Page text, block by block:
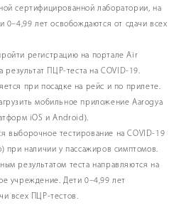
сертифицированной лаборатории, на
0–4,99 лет освобождаются от сдачи всех
регистрацию на портале Air
результат ПЦР-теста на COVID-19.
при посадке на рейс и по прилете.
мобильное приложение Aarogya
iOS и Android).
выборочное тестирование на COVID-19
при наличии у пассажиров симптомов.
результатом теста направляются на
учреждение. Дети 0–4,99 лет
всех ПЦР-тестов.